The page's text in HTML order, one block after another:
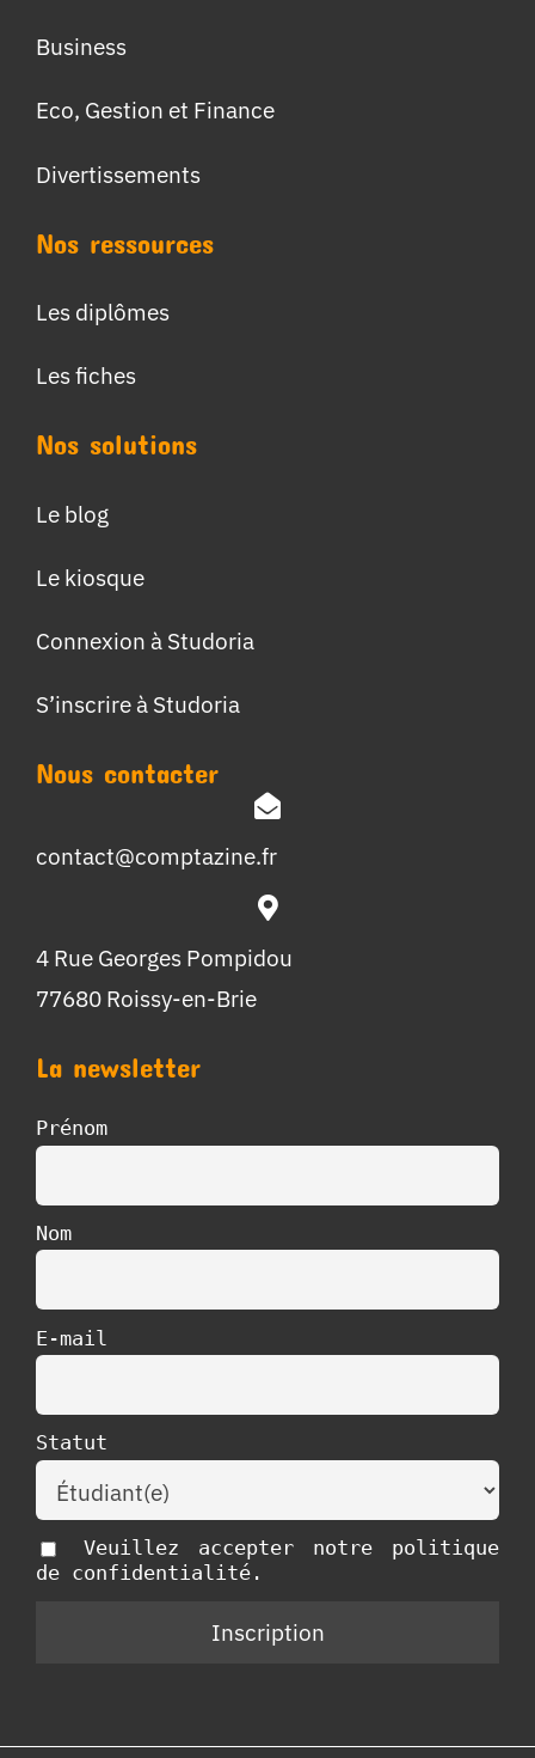
Business
Eco, Gestion et Finance
Divertissements
Nos ressources
Les diplômes
Les fiches
Nos solutions
Le blog
Le kiosque
Connexion à Studoria
S’inscrire à Studoria
Nous contacter
contact@comptazine.fr
4 Rue Georges Pompidou
77680 Roissy-en-Brie
La newsletter
Prénom
Nom
E-mail
Statut
Veuillez accepter notre politique
de confidentialité.